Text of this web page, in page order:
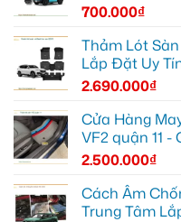
700.000₫
Thảm Lót
Lắp Đặt Uy
2.690.000₫
Cửa Hàng
VF2 quận 11 -
2.500.000₫
Cách Âm
Trung Tâm